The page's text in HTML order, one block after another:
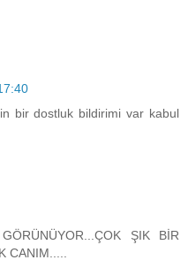
bir dostluk bildirimi var kabul
ŞIK BİR
CANIM.....